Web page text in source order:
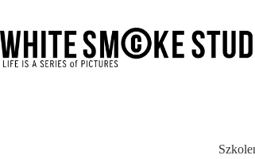
treści